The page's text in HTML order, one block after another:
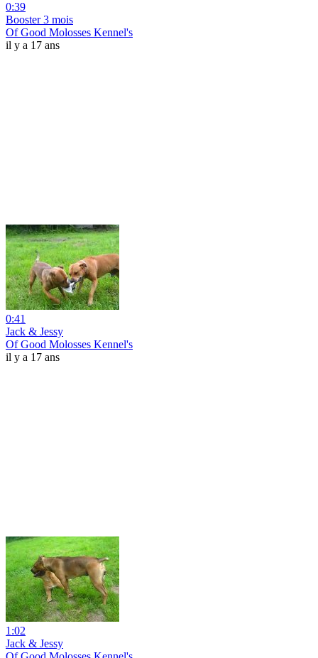
0:39
Booster 3 mois
Of Good Molosses Kennel's
il y a 17 ans
0:41
Jack & Jessy
Of Good Molosses Kennel's
il y a 17 ans
1:02
Jack & Jessy